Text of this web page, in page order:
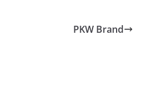
PKW Brand